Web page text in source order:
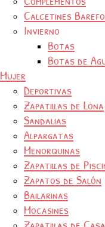
Calcetines
Invierno
Botas
Botas de
Mujer
Deportivas
Zapatillas de Lona
Sandalias
Alpargatas
Menorquinas
Zapatillas de
Zapatos de Salón
Bailarinas
Mocasines